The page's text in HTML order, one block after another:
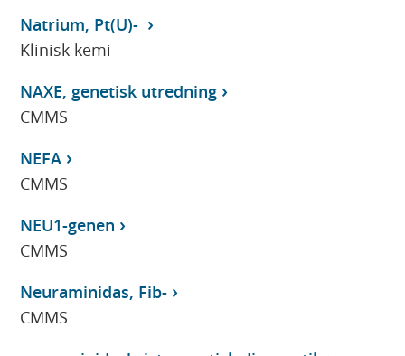
Natrium, Pt(U)-
Klinisk kemi
NAXE, genetisk utredning
CMMS
NEFA
CMMS
NEU1-genen
CMMS
Neuraminidas, Fib-
CMMS